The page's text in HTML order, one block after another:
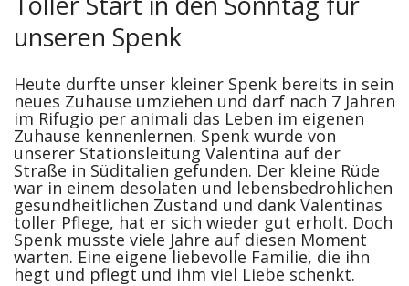
unseren Spenk
Heute durfte unser kleiner Spenk bereits in sein
neues Zuhause umziehen und darf nach 7 Jahren
im Rifugio per animali das Leben im eigenen
Zuhause kennenlernen. Spenk wurde von
unserer Stationsleitung Valentina auf der
Straße in Süditalien gefunden. Der kleine Rüde
war in einem desolaten und lebensbedrohlichen
gesundheitlichen Zustand und dank Valentinas
toller Pflege, hat er sich wieder gut erholt. Doch
Spenk musste viele Jahre auf diesen Moment
warten. Eine eigene liebevolle Familie, die ihn
hegt und pflegt und ihm viel Liebe schenkt.